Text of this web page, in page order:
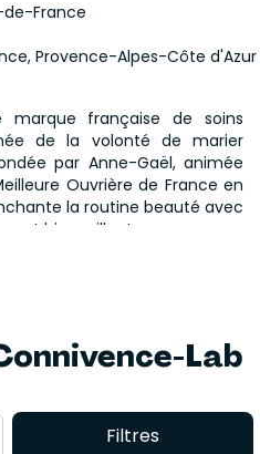
de-France
Provence-Alpes-Côte d'Azur
marque française de soins
de la volonté de marier
par Anne-Gaël, animée
Ouvrière de France en
la routine beauté avec
et bienveillantes.
efficacité.
et de l’éthique. Elle propose
eau ajoutée, exempts de
Lab
Filtres